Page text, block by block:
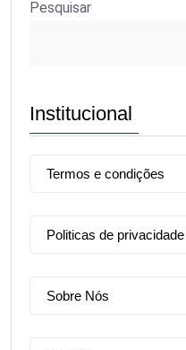
Pesquisar
Institucional
Termos e condições
Politicas de privacidade
Sobre Nós